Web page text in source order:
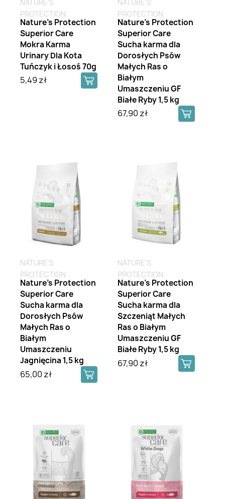
NATURE'S
PROTECTION
Nature's Protection
Superior Care
Mokra Karma
Urinary Dla Kota
Tuńczyk i Łosoś 70g
5,49 zł
NATURE'S
PROTECTION
Nature's Protection
Superior Care
Sucha karma dla
Dorosłych Psów
Małych Ras o
Białym
Umaszczeniu GF
Białe Ryby 1,5 kg
67,90 zł
NATURE'S
PROTECTION
Nature's Protection
Superior Care
Sucha karma dla
Dorosłych Psów
Małych Ras o
Białym
Umaszczeniu
Jagnięcina 1,5 kg
65,00 zł
NATURE'S
PROTECTION
Nature's Protection
Superior Care
Sucha karma dla
Szczeniąt Małych
Ras o Białym
Umaszczeniu GF
Białe Ryby 1,5 kg
67,90 zł